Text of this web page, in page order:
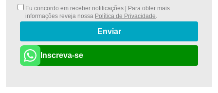
Eu concordo em receber notificações | Para obter mais
informações reveja nossa Política de Privacidade
Enviar
Inscreva-se